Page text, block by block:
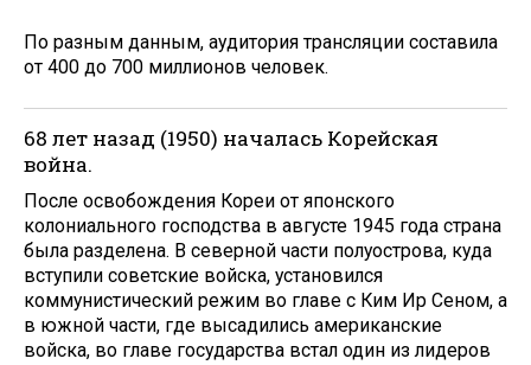
По разным данным, аудитория трансляции составила
от 400 до 700 миллионов человек.
68 лет назад (1950) началась Корейская
война.
После освобождения Кореи от японского
колониального господства в августе 1945 года страна
была разделена. В северной части полуострова, куда
вступили советские войска, установился
коммунистический режим во главе с Ким Ир Сеном, а
в южной части, где высадились американские
войска, во главе государства встал один из лидеров